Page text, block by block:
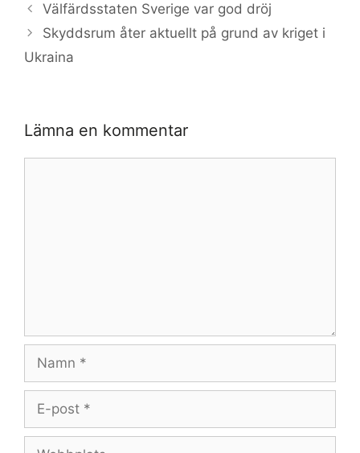
Välfärdsstaten Sverige var god dröj
Skyddsrum åter aktuellt på grund av kriget i
Ukraina
Lämna en kommentar
Namn
Webbplats